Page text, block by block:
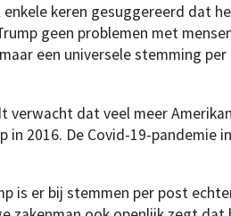
enkele keren gesuggereerd dat
geen problemen met
een universele stemming
verwacht dat veel meer
in 2016. De Covid-19-
is er bij stemmen per post